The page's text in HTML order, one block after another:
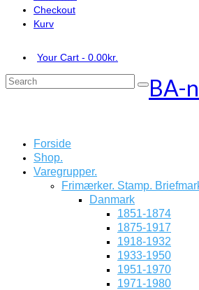
Checkout
Kurv
Your Cart - 0.00kr.
Search
BA-
Forside
Shop.
Varegrupper.
Frimærker. Stamp.
Danmark
1851-1874
1875-1917
1918-1932
1933-1950
1951-1970
1971-1980